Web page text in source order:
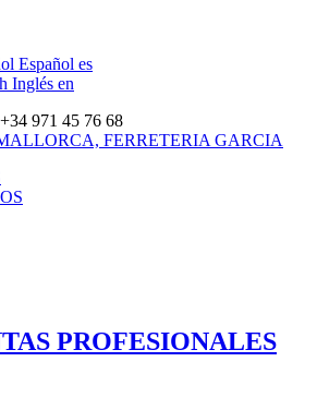
Español es
Inglés en
971 45 76 68
PROFESIONALES